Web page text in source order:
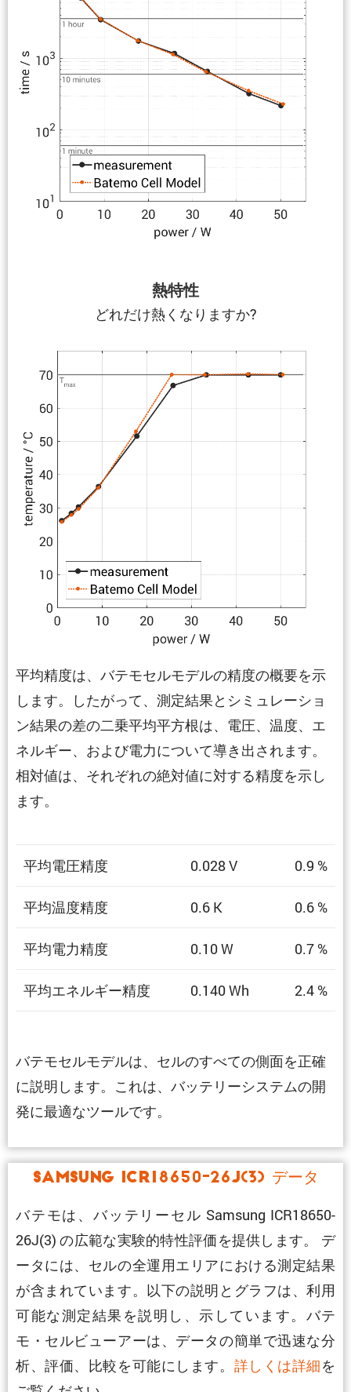
熱特性
どれだけ熱くなりますか?
平均精度は、バテモセルモデルの精度の概要を示
します。したがって、測定結果とシミュレーショ
ン結果の差の二乗平均平方根は、電圧、温度、エ
ネルギー、および電力について導き出されます。
相対値は、それぞれの絶対値に対する精度を示し
ます。
平均電圧精度 0.028 V 0.9 %
平均温度精度 0.6 K 0.6 %
平均電力精度 0.10 W 0.7 %
平均エネルギー精度 0.140 Wh 2.4 %
バテモセルモデルは、セルのすべての側面を正確
に説明します。これは、バッテリーシステムの開
発に最適なツールです。
Samsung ICR18650-26J(3) データ
バテモは、バッテリーセル Samsung ICR18650-
26J(3) の広範な実験的特性評価を提供します。 デ
ータには、セルの全運用エリアにおける測定結果
が含まれています。以下の説明とグラフは、利用
可能な測定結果を説明し、示しています。バテ
モ・セルビューアーは、データの簡単で迅速な分
析、評価、比較を可能にします。 詳しくは詳細を